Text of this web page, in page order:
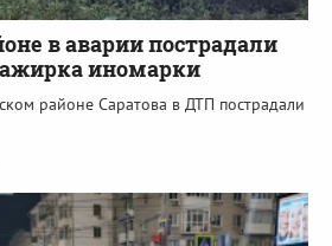
в аварии пострадали
иномарки
районе Саратова в ДТП пострадали